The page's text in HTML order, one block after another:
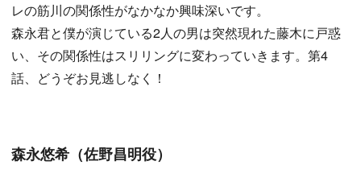
レの筋川の関係性がなかなか興味深いです。
森永君と僕が演じている2人の男は突然現れた藤木に戸惑
い、その関係性はスリリングに変わっていきます。第4
話、どうぞお見逃しなく！
森永悠希（佐野昌明役）